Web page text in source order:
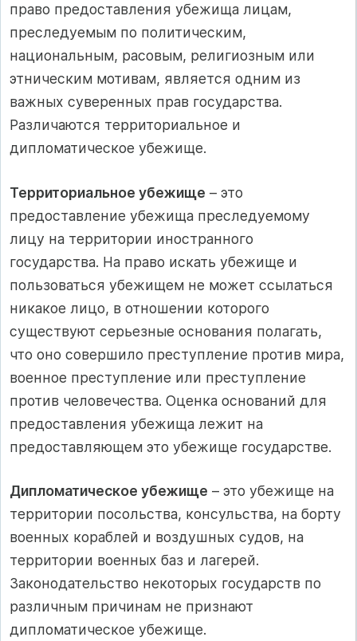
право предоставления убежища лицам,
преследуемым по политическим,
национальным, расовым, религиозным или
этническим мотивам, является одним из
важных суверенных прав государства.
Различаются территориальное и
дипломатическое убежище.
Территориальное убежище – это
предоставление убежища преследуемому
лицу на территории иностранного
государства. На право искать убежище и
пользоваться убежищем не может ссылаться
никакое лицо, в отношении которого
существуют серьезные основания полагать,
что оно совершило преступление против мира,
военное преступление или преступление
против человечества. Оценка оснований для
предоставления убежища лежит на
предоставляющем это убежище государстве.
Дипломатическое убежище – это убежище на
территории посольства, консульства, на борту
военных кораблей и воздушных судов, на
территории военных баз и лагерей.
Законодательство некоторых государств по
различным причинам не признают
дипломатическое убежище.